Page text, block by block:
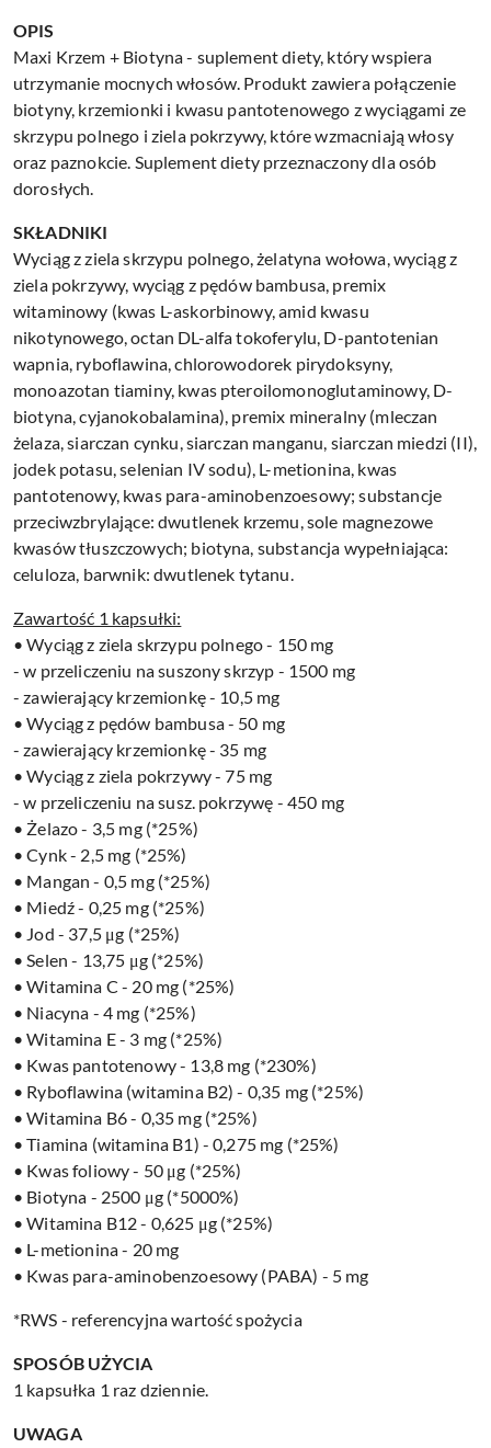
OPIS
Maxi Krzem + Biotyna - suplement diety, który wspiera
utrzymanie mocnych włosów. Produkt zawiera połączenie
biotyny, krzemionki i kwasu pantotenowego z wyciągami ze
skrzypu polnego i ziela pokrzywy, które wzmacniają włosy
oraz paznokcie. Suplement diety przeznaczony dla osób
dorosłych.
SKŁADNIKI
Wyciąg z ziela skrzypu polnego, żelatyna wołowa, wyciąg z
ziela pokrzywy, wyciąg z pędów bambusa, premix
witaminowy (kwas L-askorbinowy, amid kwasu
nikotynowego, octan DL-alfa tokoferylu, D-pantotenian
wapnia, ryboflawina, chlorowodorek pirydoksyny,
monoazotan tiaminy, kwas pteroilomonoglutaminowy, D-
biotyna, cyjanokobalamina), premix mineralny (mleczan
żelaza, siarczan cynku, siarczan manganu, siarczan miedzi (II),
jodek potasu, selenian IV sodu), L-metionina, kwas
pantotenowy, kwas para-aminobenzoesowy; substancje
przeciwzbrylające: dwutlenek krzemu, sole magnezowe
kwasów tłuszczowych; biotyna, substancja wypełniająca:
celuloza, barwnik: dwutlenek tytanu.
Zawartość 1 kapsułki:
• Wyciąg z ziela skrzypu polnego - 150 mg
- w przeliczeniu na suszony skrzyp - 1500 mg
- zawierający krzemionkę - 10,5 mg
• Wyciąg z pędów bambusa - 50 mg
- zawierający krzemionkę - 35 mg
• Wyciąg z ziela pokrzywy - 75 mg
- w przeliczeniu na susz. pokrzywę - 450 mg
• Żelazo - 3,5 mg (*25%)
• Cynk - 2,5 mg (*25%)
• Mangan - 0,5 mg (*25%)
• Miedź - 0,25 mg (*25%)
• Jod - 37,5 μg (*25%)
• Selen - 13,75 μg (*25%)
• Witamina C - 20 mg (*25%)
• Niacyna - 4 mg (*25%)
• Witamina E - 3 mg (*25%)
• Kwas pantotenowy - 13,8 mg (*230%)
• Ryboflawina (witamina B2) - 0,35 mg (*25%)
• Witamina B6 - 0,35 mg (*25%)
• Tiamina (witamina B1) - 0,275 mg (*25%)
• Kwas foliowy - 50 μg (*25%)
• Biotyna - 2500 μg (*5000%)
• Witamina B12 - 0,625 μg (*25%)
• L-metionina - 20 mg
• Kwas para-aminobenzoesowy (PABA) - 5 mg
*RWS - referencyjna wartość spożycia
SPOSÓB UŻYCIA
1 kapsułka 1 raz dziennie.
UWAGA